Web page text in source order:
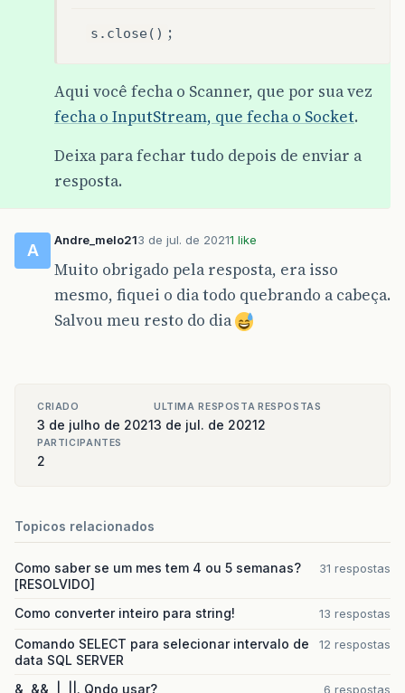
s.close() ;
Aqui você fecha o Scanner, que por sua vez
fecha o InputStream, que fecha o Socket.
Deixa para fechar tudo depois de enviar a
resposta.
A
Andre_melo213 de jul. de 20211 like
Muito obrigado pela resposta, era isso
mesmo, fiquei o dia todo quebrando a cabeça.
Salvou meu resto do dia
CRIADO
3 de julho de 2021
ULTIMA RESPOSTA
3 de jul. de 2021
RESPOSTAS
2
PARTICIPANTES
2
Topicos relacionados
Como saber se um mes tem 4 ou 5 semanas?
[RESOLVIDO]
31 respostas
Como converter inteiro para string! 13 respostas
Comando SELECT para selecionar intervalo de
data SQL SERVER
12 respostas
&, &&, |, ||. Qndo usar? 6 respostas